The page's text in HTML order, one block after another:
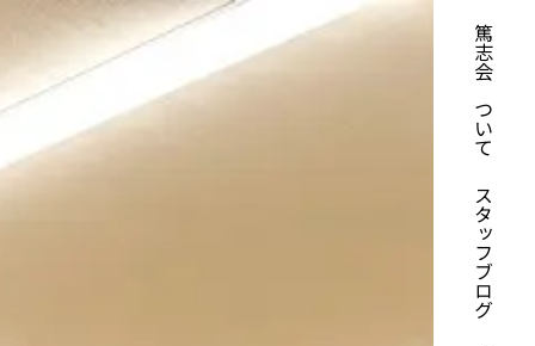
篤志会について
スタッフブログ